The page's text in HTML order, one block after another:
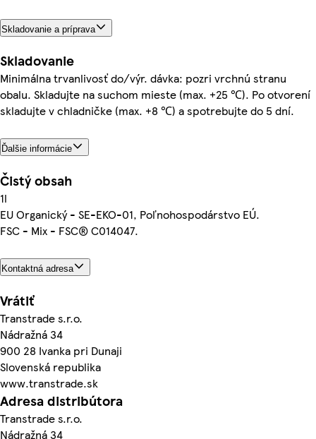
Skladovanie a príprava
Skladovanie
Minimálna trvanlivosť do/výr. dávka: pozri vrchnú stranu
obalu. Skladujte na suchom mieste (max. +25 ℃). Po otvorení
skladujte v chladničke (max. +8 ℃) a spotrebujte do 5 dní.
Ďalšie informácie
Čistý obsah
1l
EU Organický - SE-EKO-01, Poľnohospodárstvo EÚ.
FSC - Mix - FSC® C014047.
Kontaktná adresa
Vrátiť
Transtrade s.r.o.
Nádražná 34
900 28 Ivanka pri Dunaji
Slovenská republika
www.transtrade.sk
Adresa distribútora
Transtrade s.r.o.
Nádražná 34